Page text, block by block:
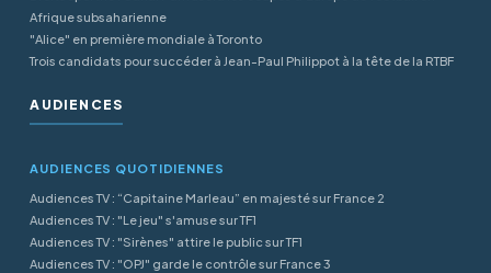
Afrique subsaharienne
"Alice" en première mondiale à Toronto
Trois candidats pour succéder à Jean-Paul Philippot à la tête de la RTBF
AUDIENCES
AUDIENCES QUOTIDIENNES
Audiences TV : “Capitaine Marleau” en majesté sur France 2
Audiences TV : "Le jeu" s'amuse sur TF1
Audiences TV : "Sirènes" attire le public sur TF1
Audiences TV : "OPJ" garde le contrôle sur France 3